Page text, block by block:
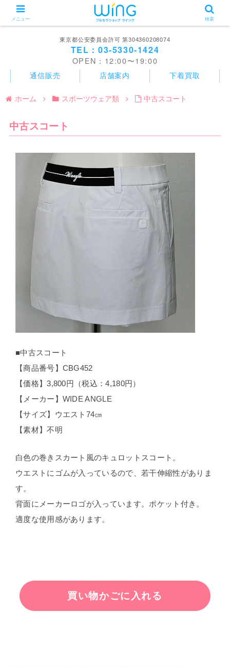
東京都公安委員会許可 第304360208074
TEL：03-5330-1424
OPEN：12:00〜19:00
通信販売 店舗案内 下着買取
ホーム スポーツウェア類 中古スコート
中古スコート
■中古スコート
【商品番号】CBG452
【価格】3,800円（税込：4,180円）
【メーカー】WIDE ANGLE
【サイズ】ウエスト74㎝
【素材】不明
白色の巻きスカート風のキュロットスコート。
ウエストにゴムが入っているので、若干伸縮性がありま
す。
背面にメーカーロゴが入っています。ポケット付き。
適度な使用感があります。
メニュー 検索